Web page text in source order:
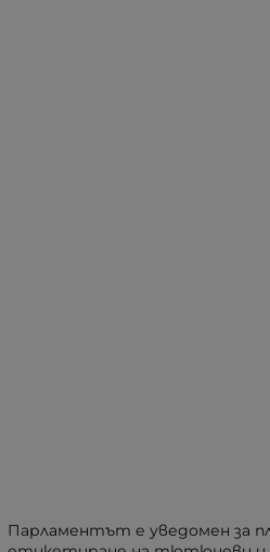
Парламентът е уведомен за